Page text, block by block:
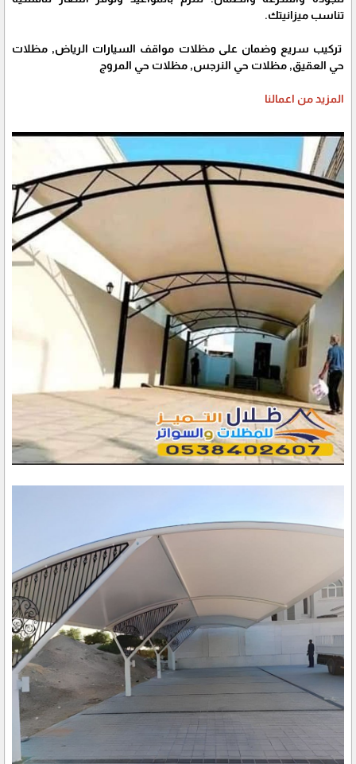
تناسب ميزانيتك.
تركيب سريع وضمان على مظلات مواقف السيارات الرياض, مظلات
حي العقيق, مظلات حي النرجس, مظلات حي المروج
المزيد من اعمالنا